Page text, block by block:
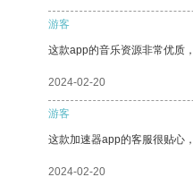
游客
这款app的音乐资源非常优质
2024-02-20
游客
这款加速器app的客服很贴心
2024-02-20